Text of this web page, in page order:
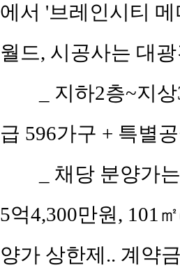
에서 '브레인시티
월드, 시공사는 대
_ 지하2층~지
급 596가구 + 특별
_ 채당 분양가
5억4,300만원, 101
양가 상한제.. 계약